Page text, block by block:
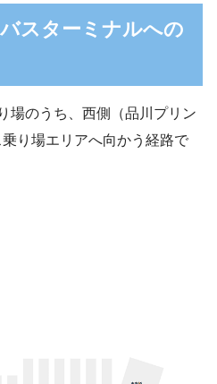
スターミナルへの
場のうち、西側（品川プリン
り場エリアへ向かう経路で